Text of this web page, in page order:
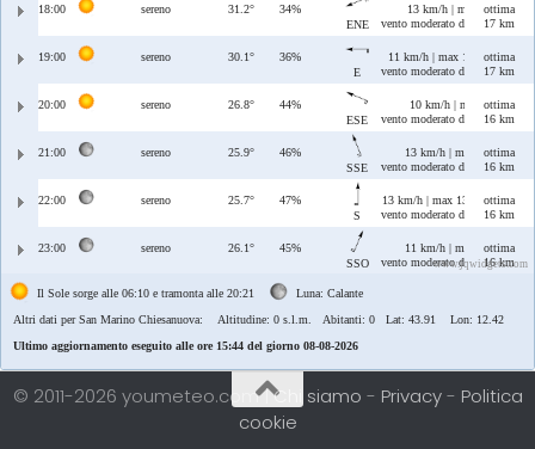
18:00 sereno 31.2°
34%
ENE
13 km/h | max 13 km/h
vento moderato di Grecale/
ottima
17 km
19:00 sereno 30.1°
36%
E
11 km/h | max 11 km/h
vento moderato di Levante
ottima
17 km
20:00 sereno 26.8°
44%
ESE
10 km/h | max 14 km/h
vento moderato di Levante/
ottima
16 km
21:00 sereno 25.9°
46%
SSE
13 km/h | max 14 km/h
vento moderato di Ostro/
ottima
16 km
22:00 sereno 25.7°
47%
S
13 km/h | max 13 km/h
vento moderato di Ostro
ottima
16 km
23:00 sereno 26.1°
45%
SSO
11 km/h | max 11 km/h
vento moderato di Ostro/
ottima
16 km
www.jqwidgets.com
Il Sole sorge alle 06:10 e tramonta alle 20:21
Luna: Calante
Altri dati per San Marino Chiesanuova: Altitudine: 0 s.l.m. Abitanti: 0 Lat: 43.91 Lon: 12.42
Ultimo aggiornamento eseguito alle ore 15:44 del giorno 08-08-2026
© 2011-2026 youmeteo.com |Chi siamo - Privacy- Politica
cookie